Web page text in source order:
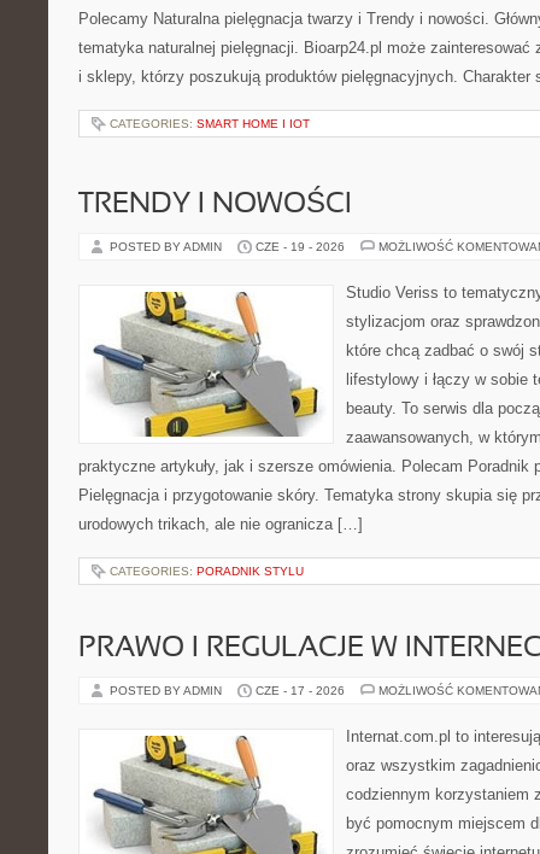
Polecamy Naturalna pielęgnacja twarzy i Trendy i nowości.
tematyka naturalnej pielęgnacji. Bioarp24.pl może zainteresować
i sklepy, którzy poszukują produktów pielęgnacyjnych.
CATEGORIES: SMART HOME I IOT
TRENDY I NOWOŚCI
POSTED BY ADMIN CZE - 19 - 2026 MOŻLIWOŚĆ
Studio Veriss to
stylizacjom oraz
które chcą zadbać o swój
lifestylowy i łączy w sobie
beauty. To serwis dla
zaawansowanych, w
praktyczne artykuły, jak i szersze omówienia. Polecam
Pielęgnacja i przygotowanie skóry. Tematyka strony skupia się
urodowych trikach, ale nie ogranicza […]
CATEGORIES: PORADNIK STYLU
PRAWO I REGULACJE W
POSTED BY ADMIN CZE - 17 - 2026 MOŻLIWOŚĆ
Internat.com.pl to
oraz wszystkim
codziennym korzystaniem
być pomocnym miejscem